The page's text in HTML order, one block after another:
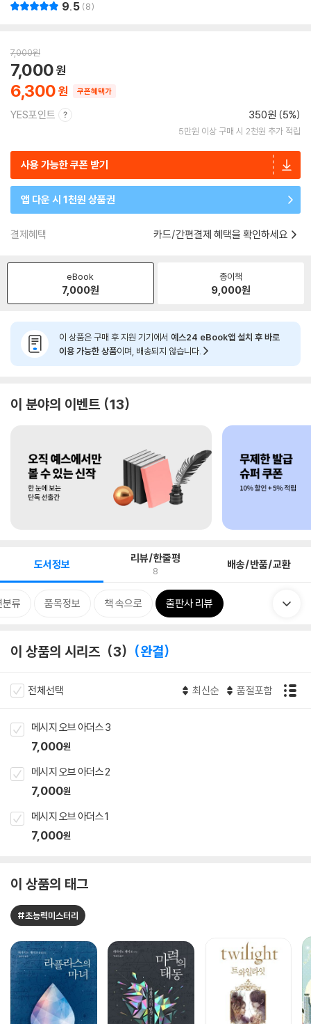
9.5 8
7,000원
6,300
7,000
쿠폰혜택가
YES포인트 350원 (5%)
5만원 이상 구매 시 2천원 추가 적립
사용 가능한 쿠폰 받기
앱 다운 시 1천원 상품권
결제혜택 카드/간편결제 혜택을 확인하세요
eBook
7,000원
종이책
9,000원
이 상품은 구매 후 지원 기기에서 예스24 eBook앱 설치 후 바로
이용 가능한 상품이며, 배송되지 않습니다.
이 분야의 이벤트 13
도서정보 리뷰/한줄평
8 배송/반품/교환
분류 품목정보 책 속으로 출판사 리뷰
이 상품의 시리즈 3 완결
전체선택 최신순 품절포함
메시지 오브 아더스 3
7,000원
메시지 오브 아더스 2
7,000원
메시지 오브 아더스 1
7,000원
이 상품의 태그
#초능력미스터리